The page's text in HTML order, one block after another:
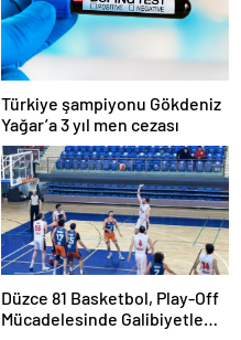
Türkiye şampiyonu Gökdeniz
Yağar’a 3 yıl men cezası
Düzce 81 Basketbol, Play-Off
Mücadelesinde Galibiyetle